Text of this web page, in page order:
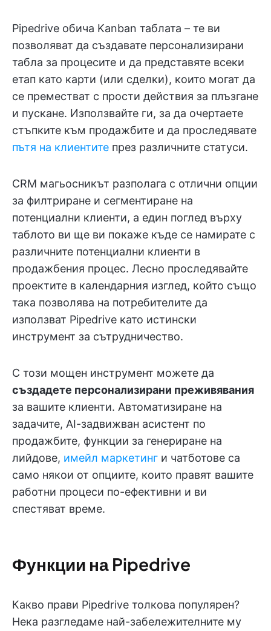
Pipedrive обича Kanban таблата – те ви
позволяват да създавате персонализирани
табла за процесите и да представяте всеки
етап като карти (или сделки), които могат да
се преместват с прости действия за плъзгане
и пускане. Използвайте ги, за да очертаете
стъпките към продажбите и да проследявате
пътя на клиентите през различните статуси.
CRM магьосникът разполага с отлични опции
за филтриране и сегментиране на
потенциални клиенти, а един поглед върху
таблото ви ще ви покаже къде се намирате с
различните потенциални клиенти в
продажбения процес. Лесно проследявайте
проектите в календарния изглед, който също
така позволява на потребителите да
използват Pipedrive като истински
инструмент за сътрудничество.
С този мощен инструмент можете да
създадете персонализирани преживявания
за вашите клиенти. Автоматизиране на
задачите, AI-задвижван асистент по
продажбите, функции за генериране на
лийдове, имейл маркетинг и чатботове са
само някои от опциите, които правят вашите
работни процеси по-ефективни и ви
спестяват време.
Функции на Pipedrive
Какво прави Pipedrive толкова популярен?
Нека разгледаме най-забележителните му